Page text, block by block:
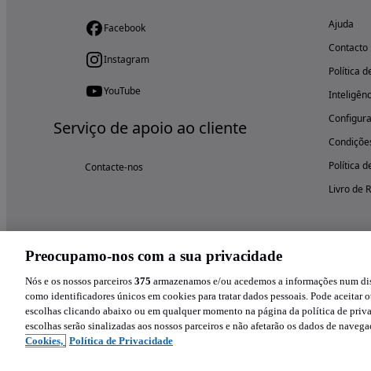
Facebook
Instagram
YouTube
Serviço de apoio ao cliente
Contacte-nos
Ajuda
Contacto
Política
Política
Livro de
Preocupamo-nos com a sua privacidade
Nós e os nossos parceiros 375 armazenamos e/ou acedemos a informações num
como identificadores únicos em cookies para tratar dados pessoais. Pode aceitar
escolhas clicando abaixo ou em qualquer momento na página da política de
escolhas serão sinalizadas aos nossos parceiros e não afetarão os dados de
Cookies, Política de Privacidade